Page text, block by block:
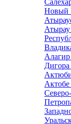
Новый
Атырау
Алагир
Дигора
Актобе